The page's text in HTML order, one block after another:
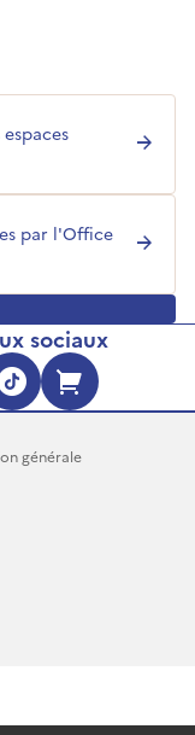
par l'Office
sociaux
dans une
dans
(s'ouvre
TikTok
générale